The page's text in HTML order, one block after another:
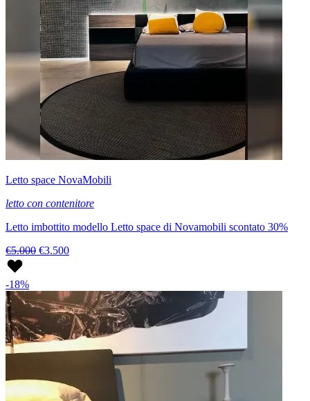
Letto space NovaMobili
letto con contenitore
Letto imbottito modello Letto space di Novamobili scontato 30%
€5.000 €3.500
-18%